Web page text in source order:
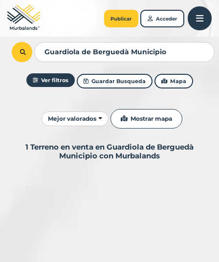
Publicar Acceder
Ver filtros Guardar Busqueda Mapa
Ordenar resultados
Mejor valorados Mostrar mapa
1 Terreno en venta en Guardiola de Berguedà
Municipio con Murbalands